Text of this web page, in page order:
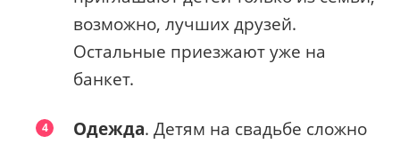
возможно, лучших друзей.
Остальные приезжают уже на
банкет.
Одежда. Детям на свадьбе сложно